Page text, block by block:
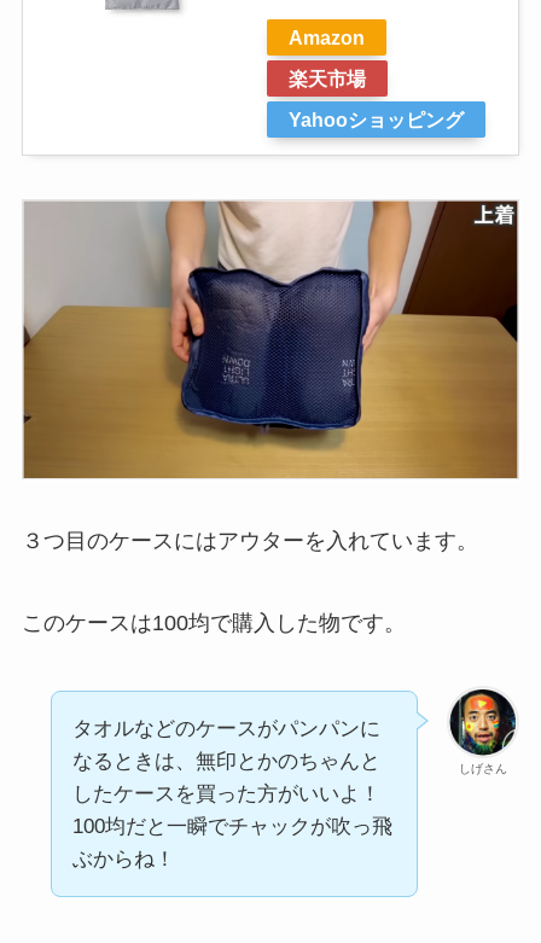
Amazon
楽天市場
Yahooショッピング
３つ目のケースにはアウターを入れています。
このケースは100均で購入した物です。
しげさん
タオルなどのケースがパンパンに
なるときは、無印とかのちゃんと
したケースを買った方がいいよ！
100均だと一瞬でチャックが吹っ飛
ぶからね！